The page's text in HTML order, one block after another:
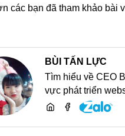
các bạn đã tham khảo bài
BÙI TẤN LỰC
Tìm hiểu về CEO
vực phát triển